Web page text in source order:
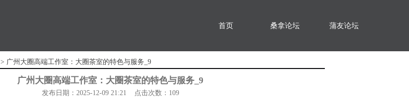
首页 桑拿论坛 蒲友论坛
> ‌广州大圈高端工作室‌：大圈茶室的特色与服务_9
‌广州大圈高端工作室‌：大圈茶室的特色与服务_9
发布日期：2025-12-09 21:21 点击次数：109